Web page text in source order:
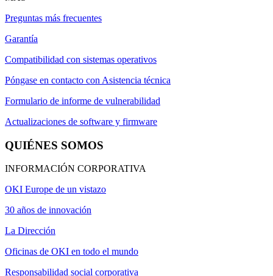
Preguntas más frecuentes
Garantía
Compatibilidad con sistemas operativos
Póngase en contacto con Asistencia técnica
Formulario de informe de vulnerabilidad
Actualizaciones de software y firmware
QUIÉNES SOMOS
INFORMACIÓN CORPORATIVA
OKI Europe de un vistazo
30 años de innovación
La Dirección
Oficinas de OKI en todo el mundo
Responsabilidad social corporativa